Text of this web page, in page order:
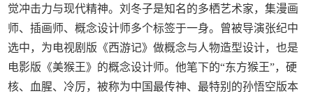
觉冲击力与现代精神。刘冬子是知名的多栖艺术家，集漫画
师、插画师、概念设计师多个标签于一身。曾被导演张纪中
选中，为电视剧版《西游记》做概念与人物造型设计，也是
电影版《美猴王》的概念设计师。他笔下的“东方猴王”，硬
核、血腥、冷厉，被称为中国最传神、最特别的孙悟空版本